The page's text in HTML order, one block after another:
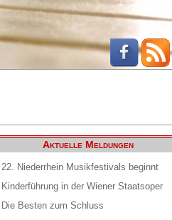
Aktuelle Meldungen
22. Niederrhein Musikfestivals beginnt
Kinderführung in der Wiener Staatsoper
Die Besten zum Schluss